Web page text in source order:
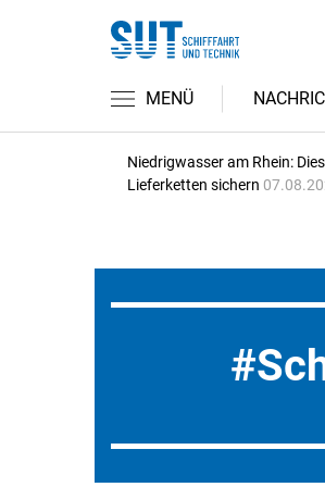
MENÜ
Niedrigwasser am Rhein:
Lieferketten sichern